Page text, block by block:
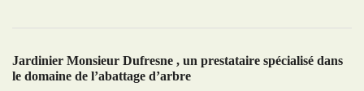
Jardinier Monsieur Dufresne , un prestataire spécialisé dans
le domaine de l’abattage d’arbre